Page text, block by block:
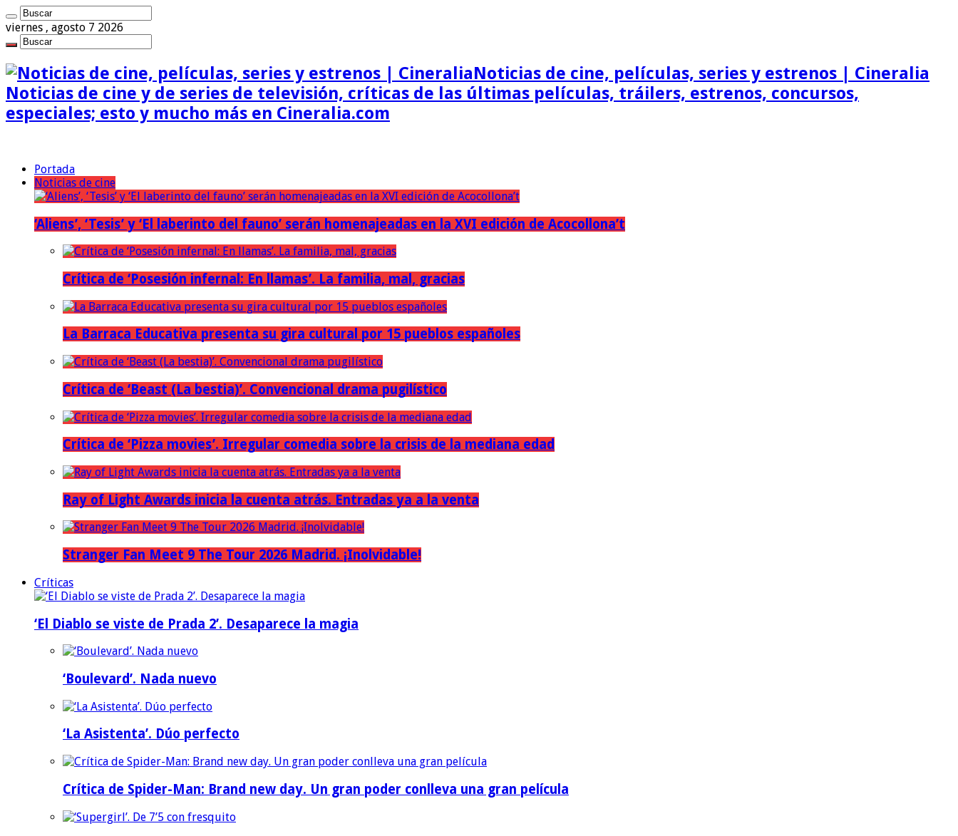
viernes , agosto 7 2026
Noticias de cine, películas, series y estrenos | Cineralia
Noticias de cine y de series de televisión, críticas de las últimas películas, tráilers, estrenos, concursos,
especiales; esto y mucho más en Cineralia.com
Portada
Noticias de cine
‘Aliens’, ‘Tesis’ y ‘El laberinto del fauno’ serán homenajeadas en la XVI edición de Acocollona’t
Crítica de ‘Posesión infernal: En llamas’. La familia, mal, gracias
La Barraca Educativa presenta su gira cultural por 15 pueblos españoles
Crítica de ‘Beast (La bestia)’. Convencional drama pugilístico
Crítica de ‘Pizza movies’. Irregular comedia sobre la crisis de la mediana edad
Ray of Light Awards inicia la cuenta atrás. Entradas ya a la venta
Stranger Fan Meet 9 The Tour 2026 Madrid. ¡Inolvidable!
Críticas
‘El Diablo se viste de Prada 2’. Desaparece la magia
‘Boulevard’. Nada nuevo
‘La Asistenta’. Dúo perfecto
Crítica de Spider-Man: Brand new day. Un gran poder conlleva una gran película